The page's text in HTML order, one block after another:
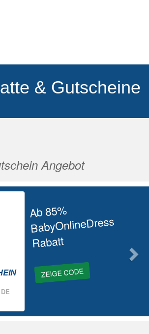
& Gutscheine
Angebot
Ab 85%
BabyOnlineDress
Rabatt
ZEIGE CODE